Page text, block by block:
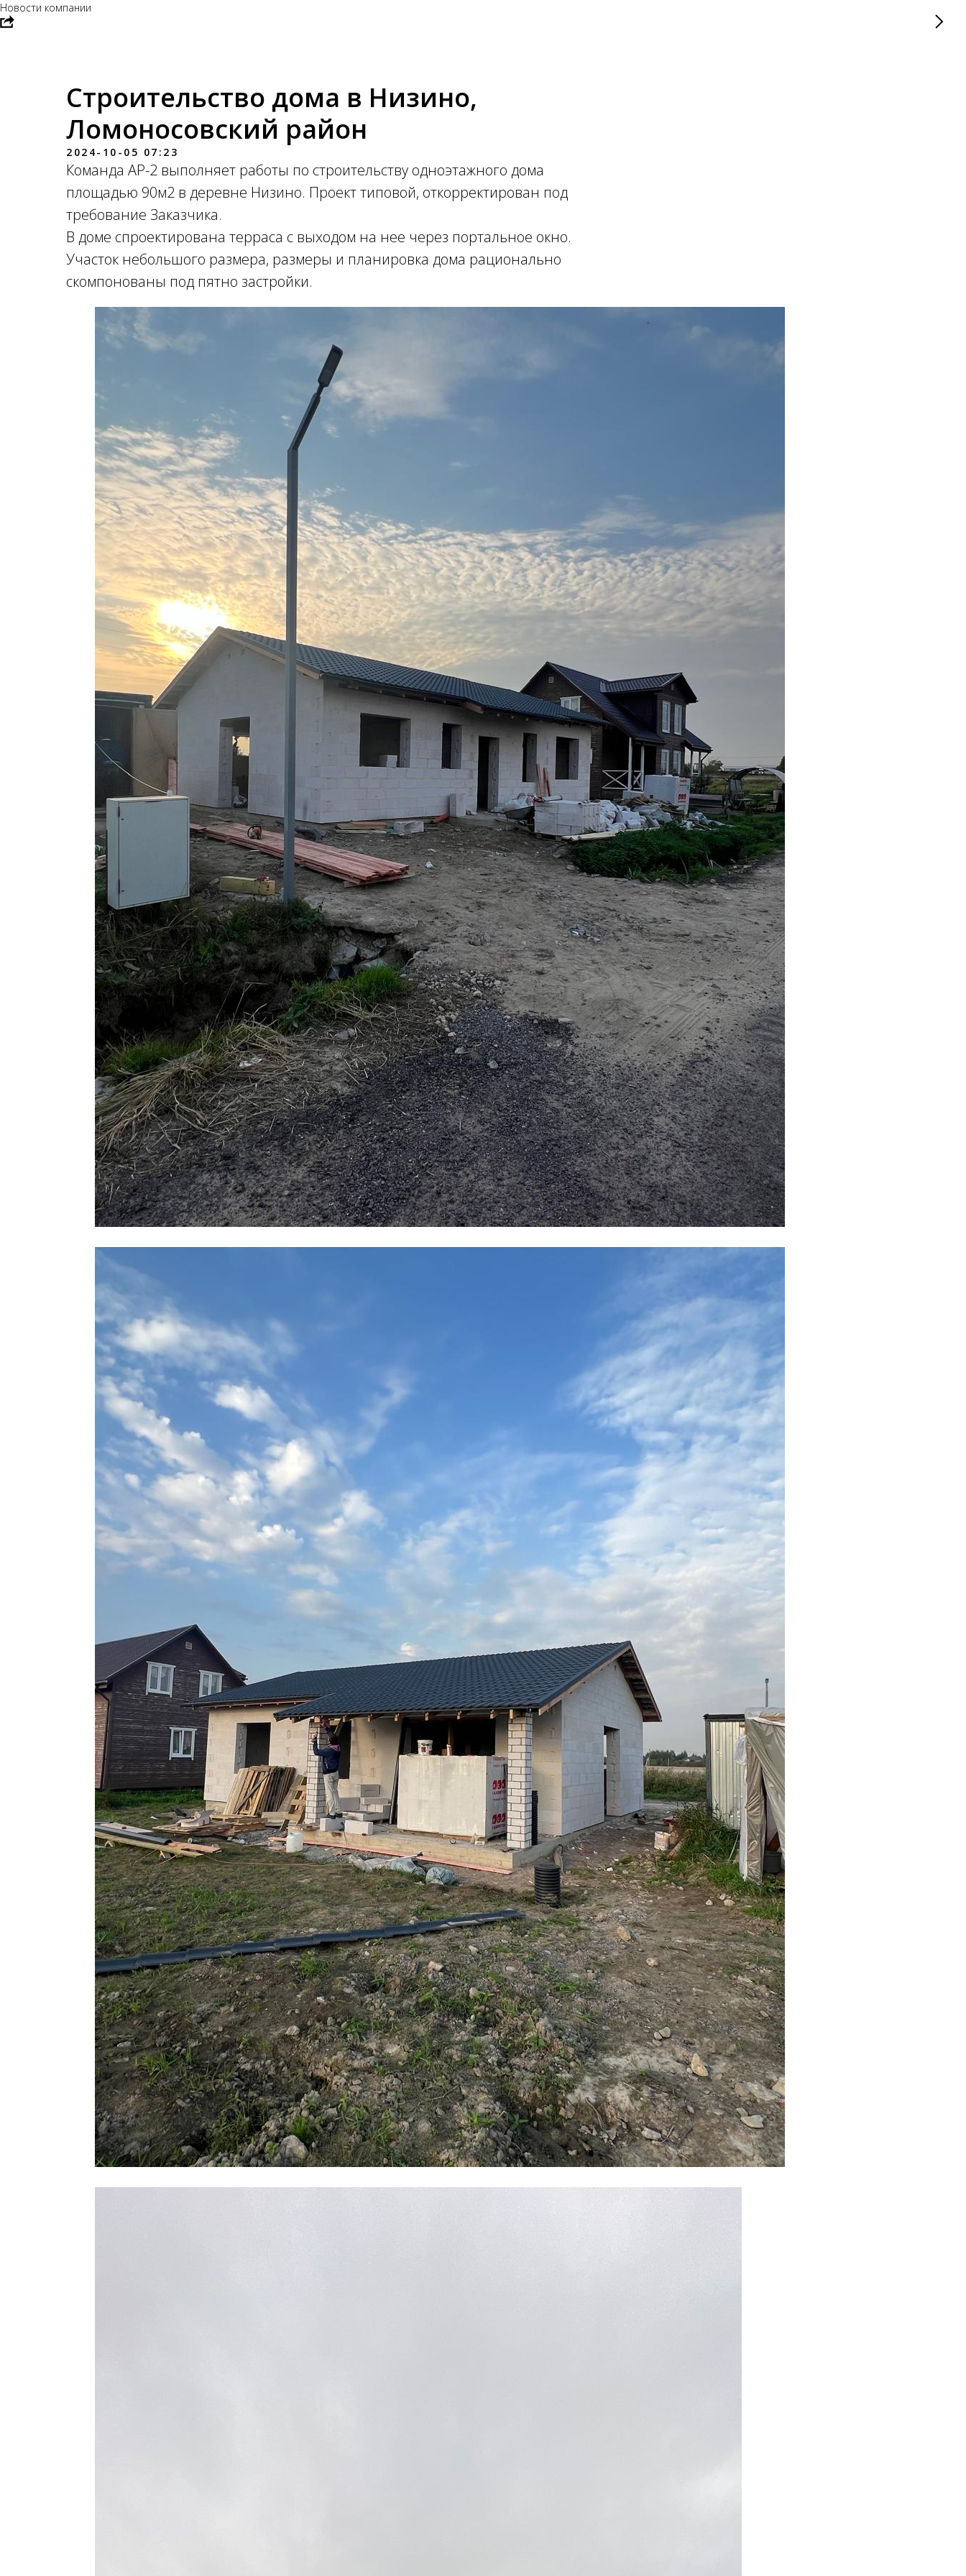
Новости компании
Строительство дома в Низино,
Ломоносовский район
2024-10-05 07:23
Команда АР-2 выполняет работы по строительству одноэтажного дома
площадью 90м2 в деревне Низино. Проект типовой, откорректирован под
требование Заказчика.
В доме спроектирована терраса с выходом на нее через портальное окно.
Участок небольшого размера, размеры и планировка дома рационально
скомпонованы под пятно застройки.